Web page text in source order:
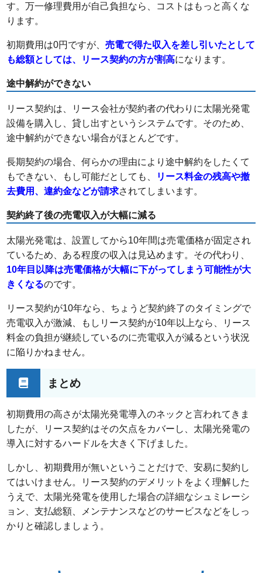
す。万一修理費用が自己負担なら、コストはもっと高くな
ります。
初期費用は0円ですが、売電で得た収入を差し引いたとして
も総額としては、リース契約の方が割高になります。
途中解約ができない
リース契約は、リース会社が契約者の代わりに太陽光発電
設備を購入し、貸し出すというシステムです。そのため、
途中解約ができない場合がほとんどです。
長期契約の場合、何らかの理由により途中解約をしたくて
もできない、もし可能だとしても、
リース料金の残高や撤
去費用、違約金などが請求されてしまいます。
契約終了後の売電収入が大幅に減る
太陽光発電は、設置してから10年間は売電価格が固定され
ているため、ある程度の収入は見込めます。その代わり、
10年目以降は売電価格が大幅に下がってしまう可能性が大
きくなるのです。
リース契約が10年なら、ちょうど契約終了のタイミングで
売電収入が激減、もしリース契約が10年以上なら、リース
料金の負担が継続しているのに売電収入が減るという状況
に陥りかねません。
まとめ
初期費用の高さが太陽光発電導入のネックと言われてきま
したが、リース契約はその欠点をカバーし、太陽光発電の
導入に対するハードルを大きく下げました。
しかし、初期費用が無いということだけで、安易に契約し
てはいけません。リース契約のデメリットをよく理解した
うえで、太陽光発電を使用した場合の詳細なシュミレーシ
ョン、支払総額、メンテナンスなどのサービスなどをしっ
かりと確認しましょう。